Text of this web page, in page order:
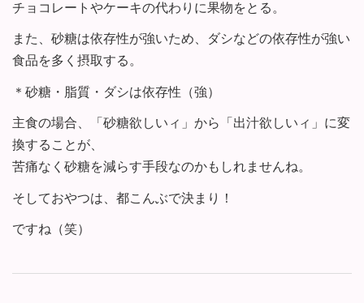
チョコレートやケーキの代わりに果物をとる。
また、砂糖は依存性が強いため、ダシなどの依存性が強い
食品を多く摂取する。
＊砂糖・脂質・ダシは依存性（強）
主食の場合、「砂糖欲しいィ」から「出汁欲しいィ」に変
換することが、
苦痛なく砂糖を減らす手段なのかもしれませんね。
そしておやつは、都こんぶで決まり！
ですね（笑）